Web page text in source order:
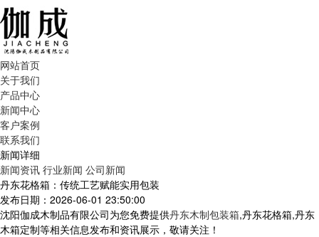
网站首页
关于我们
产品中心
新闻中心
客户案例
联系我们
新闻详细
新闻资讯 行业新闻 公司新闻
丹东花格箱：传统工艺赋能实用包装
发布日期：2026-06-01 23:50:00
沈阳伽成木制品有限公司为您免费提供丹东木制包装箱,丹东花格箱,丹东
木箱定制等相关信息发布和资讯展示，敬请关注！